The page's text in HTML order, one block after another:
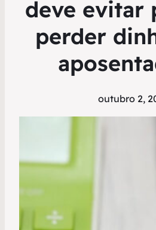
deve evitar
perder
outubro 2,